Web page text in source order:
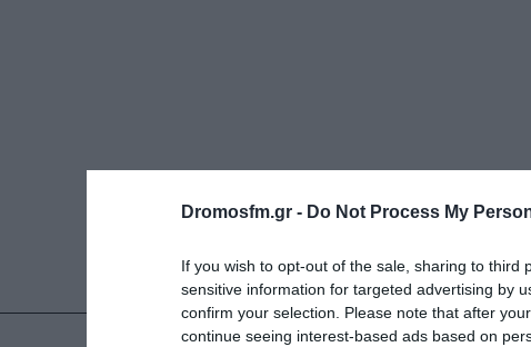
Dromosfm.gr - Do Not Process My
If you wish to opt-out of the sale, sharing to third
sensitive information for targeted advertising by
confirm your selection. Please note that after
continue seeing interest-based ads based on